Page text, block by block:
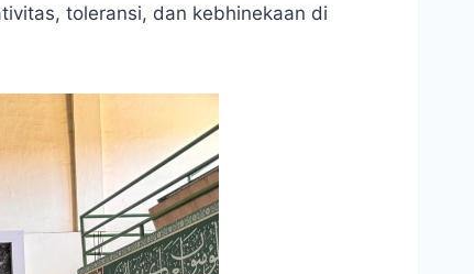
toleransi, dan kebhinekaan di